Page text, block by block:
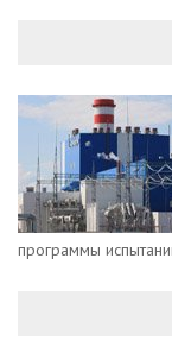
программы